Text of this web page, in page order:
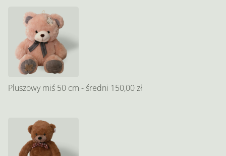
Pluszowy miś 50 cm - średni 150,00 zł